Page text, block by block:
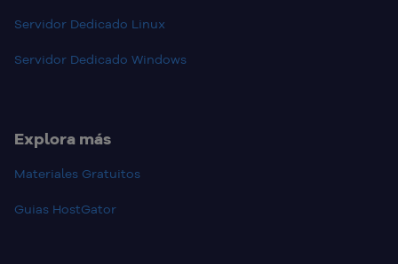
Servidor Dedicado Linux
Servidor Dedicado Windows
Explora más
Materiales Gratuitos
Guias HostGator